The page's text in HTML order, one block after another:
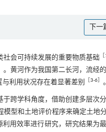
下一
会可持续发展的重要物质基础
。黄河作为我国第二长河，流经
利用状况存在着显著差别
3-6 。
跨学科角度，借助创建多层次
模型和土地评价程序来确定土地
用效率进行研究，研究结果为